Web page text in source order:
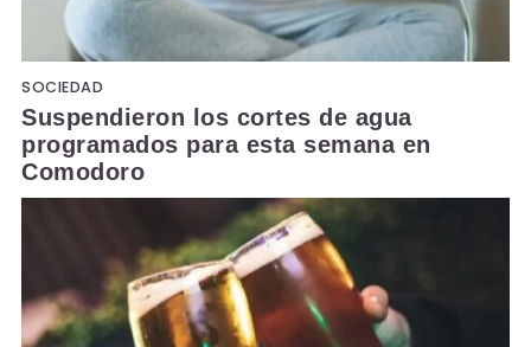
SOCIEDAD
Suspendieron los cortes de agua
programados para esta semana en
Comodoro